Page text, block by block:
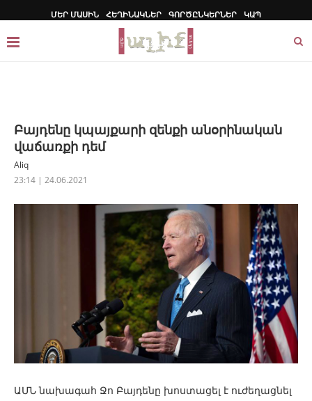
ՄԵՐ ՄԱՍԻՆ ՀԵՂԻՆԱԿՆԵՐ ԳՈՐԾԸՆԿԵՐՆԵՐ ԿԱՊ
Բայդենը կպայքարի զենքի անօրինական
վաճառքի դեմ
Aliq
23:14 | 24.06.2021
ԱՄՆ նախագահ Ջո Բայդենը խոստացել է ուժեղացնել